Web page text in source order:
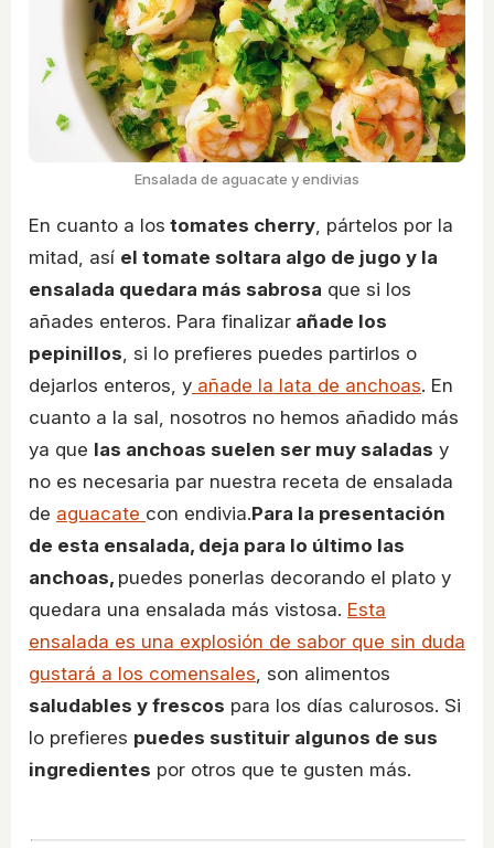
Ensalada de aguacate y endivias
En cuanto a los tomates cherry , pártelos por la
mitad, así el tomate soltara algo de jugo y la
ensalada quedara más sabrosa que si los
añades enteros. Para finalizar añade los
pepinillos , si lo prefieres puedes partirlos o
dejarlos enteros, y añade la lata de anchoas. En
cuanto a la sal, nosotros no hemos añadido más
ya que las anchoas suelen ser muy saladas y
no es necesaria par nuestra receta de ensalada
de aguacate con endivia.Para la presentación
de esta ensalada, deja para lo último las
anchoas, puedes ponerlas decorando el plato y
quedara una ensalada más vistosa. Esta
ensalada es una explosión de sabor que sin duda
gustará a los comensales , son alimentos
saludables y frescos para los días calurosos. Si
lo prefieres puedes sustituir algunos de sus
ingredientes por otros que te gusten más.